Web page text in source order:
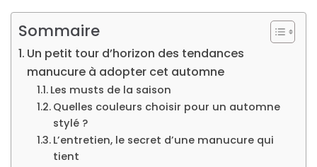
Sommaire
Un petit tour d’horizon des tendances
manucure à adopter cet automne
Les musts de la saison
Quelles couleurs choisir pour un automne
stylé ?
L’entretien, le secret d’une manucure qui
tient